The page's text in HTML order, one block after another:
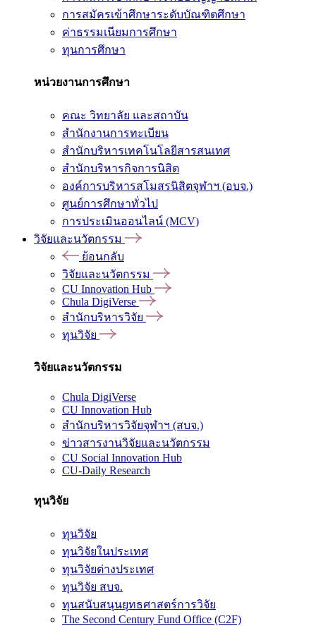
การสมัครเข้าศึกษาระดับบัณฑิตศึกษา
ค่าธรรมเนียมการศึกษา
ทุนการศึกษา
หน่วยงานการศึกษา
คณะ วิทยาลัย และสถาบัน
สำนักงานการทะเบียน
สำนักบริหารเทคโนโลยีสารสนเทศ
สำนักบริหารกิจการนิสิต
องค์การบริหารสโมสรนิสิตจุฬาฯ (อบจ.)
ศูนย์การศึกษาทั่วไป
การประเมินออนไลน์ (MCV)
วิจัยและนวัตกรรม
ย้อนกลับ
วิจัยและนวัตกรรม
CU Innovation Hub
Chula DigiVerse
สำนักบริหารวิจัย
ทุนวิจัย
วิจัยและนวัตกรรม
Chula DigiVerse
CU Innovation Hub
สำนักบริหารวิจัยจุฬาฯ (สบจ.)
ข่าวสารงานวิจัยและนวัตกรรม
CU Social Innovation Hub
CU-Daily Research
ทุนวิจัย
ทุนวิจัย
ทุนวิจัยในประเทศ
ทุนวิจัยต่างประเทศ
ทุนวิจัย สบจ.
ทุนสนับสนุนยุทธศาสตร์การวิจัย
The Second Century Fund Office (C2F)